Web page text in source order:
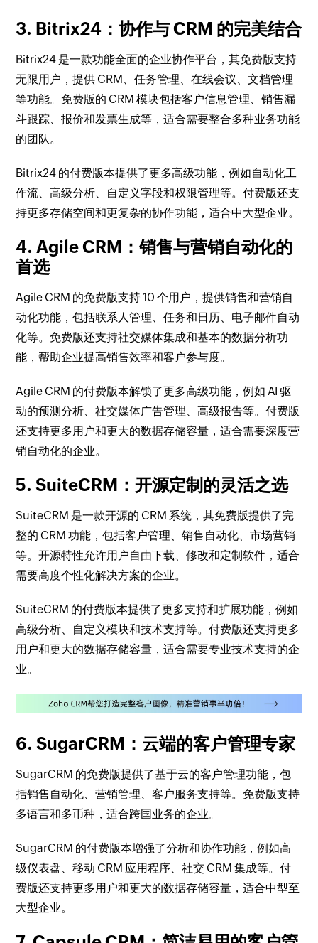
3. Bitrix24：协作与 CRM 的完美结合
Bitrix24 是一款功能全面的企业协作平台，其免费版支持
无限用户，提供 CRM、任务管理、在线会议、文档管理
等功能。免费版的 CRM 模块包括客户信息管理、销售漏
斗跟踪、报价和发票生成等，适合需要整合多种业务功能
的团队。
Bitrix24 的付费版本提供了更多高级功能，例如自动化工
作流、高级分析、自定义字段和权限管理等。付费版还支
持更多存储空间和更复杂的协作功能，适合中大型企业。
4. Agile CRM：销售与营销自动化的
首选
Agile CRM 的免费版支持 10 个用户，提供销售和营销自
动化功能，包括联系人管理、任务和日历、电子邮件自动
化等。免费版还支持社交媒体集成和基本的数据分析功
能，帮助企业提高销售效率和客户参与度。
Agile CRM 的付费版本解锁了更多高级功能，例如 AI 驱
动的预测分析、社交媒体广告管理、高级报告等。付费版
还支持更多用户和更大的数据存储容量，适合需要深度营
销自动化的企业。
5. SuiteCRM：开源定制的灵活之选
SuiteCRM 是一款开源的 CRM 系统，其免费版提供了完
整的 CRM 功能，包括客户管理、销售自动化、市场营销
等。开源特性允许用户自由下载、修改和定制软件，适合
需要高度个性化解决方案的企业。
SuiteCRM 的付费版本提供了更多支持和扩展功能，例如
高级分析、自定义模块和技术支持等。付费版还支持更多
用户和更大的数据存储容量，适合需要专业技术支持的企
业。
6. SugarCRM：云端的客户管理专家
SugarCRM 的免费版提供了基于云的客户管理功能，包
括销售自动化、营销管理、客户服务支持等。免费版支持
多语言和多币种，适合跨国业务的企业。
SugarCRM 的付费版本增强了分析和协作功能，例如高
级仪表盘、移动 CRM 应用程序、社交 CRM 集成等。付
费版还支持更多用户和更大的数据存储容量，适合中型至
大型企业。